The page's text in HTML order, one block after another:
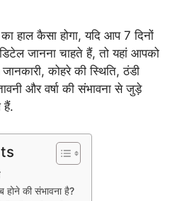
हाल कैसा होगा, यदि आप 7 दिनों
डिटेल जानना चाहते हैं, तो यहां आपको
जानकारी, कोहरे की स्थिति, ठंडी
और वर्षा की संभावना से जुड़े
हैं.
होने की संभावना है?